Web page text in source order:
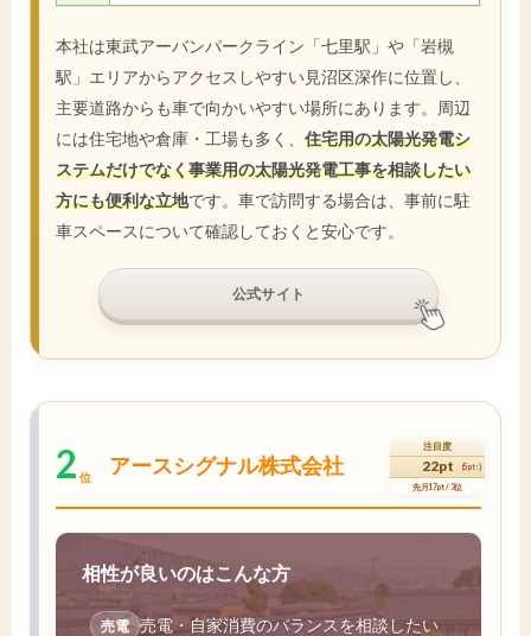
本社は東武アーバンパークライン「七里駅」や「岩槻
駅」エリアからアクセスしやすい見沼区深作に位置し、
主要道路からも車で向かいやすい場所にあります。周辺
には住宅地や倉庫・工場も多く、 住宅用の太陽光発電シ
ステムだけでなく事業用の太陽光発電工事を相談したい
方にも便利な立地です。車で訪問する場合は、事前に駐
車スペースについて確認しておくと安心です。
公式サイト
2 位 アースシグナル株式会社
注目度
22pt (5pt↑)
先月17pt / 3位
相性が良いのはこんな方
売電 売電・自家消費のバランスを相談したい